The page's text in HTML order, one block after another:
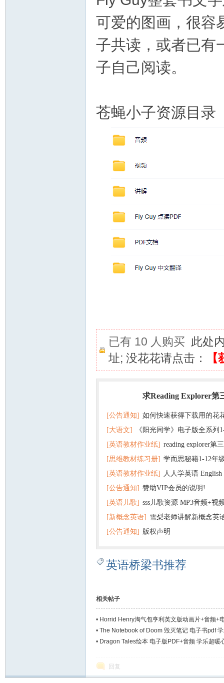
可爱的图画，很容
子共读，或者已有
子自己阅读。
苍蝇小子资源目录
已有 10 人购买 此处
址; 没花花请点击：
求Reading Explorer第
[公告通知] 如何快速获得下载用的花
[大语文]
《阳光同学》电子版全系列
+英语
[英语教材作业纸] reading explorer第
+音频 百度云网盘下载
[思维教材练习册] 学而思秘籍1-12年
子版PDF全册 百度网盘
[英语教材作业纸] 人人学英语
版pdf 百度网盘下载
[公告通知] 赞助VIP会员的说明!
[英语儿歌] sss儿歌资源 MP3音频+视
百度云网盘下载
[新概念英语] 雪梨老师讲解新概念英
[公告通知] 版权声明
英语桥梁书推荐
相关帖子
• Horrid Henry淘气包亨利英文版动画片+音频+
• The Notebook of Doom 毁灭笔记 电子书pdf
• Dragon Tales绘本 电子版PDF+音频 学乐超暖
回复